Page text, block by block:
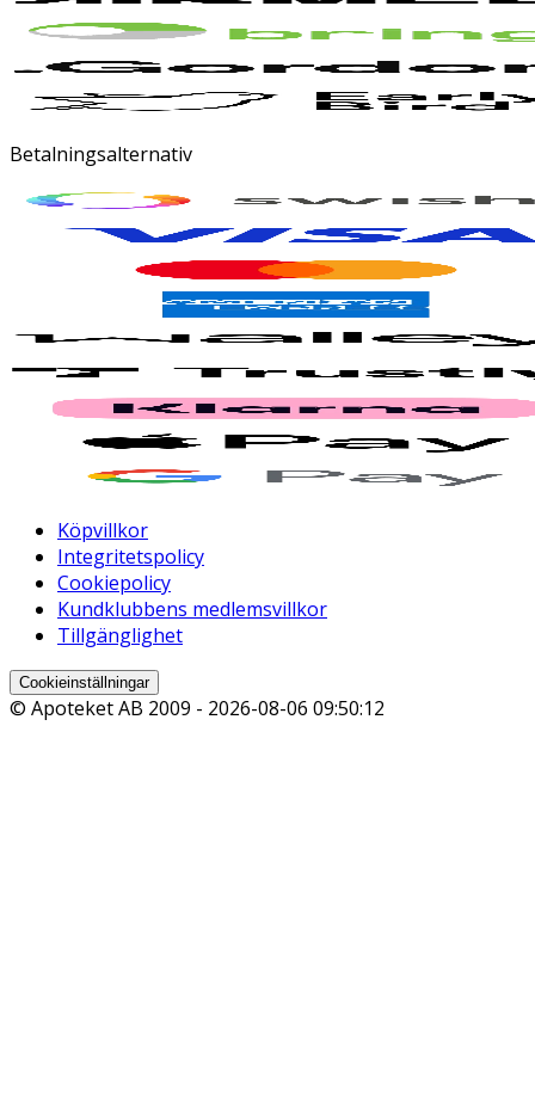
Betalningsalternativ
Köpvillkor
Integritetspolicy
Cookiepolicy
Kundklubbens medlemsvillkor
Tillgänglighet
Cookieinställningar
© Apoteket AB 2009 - 2026-08-06 09:50:12